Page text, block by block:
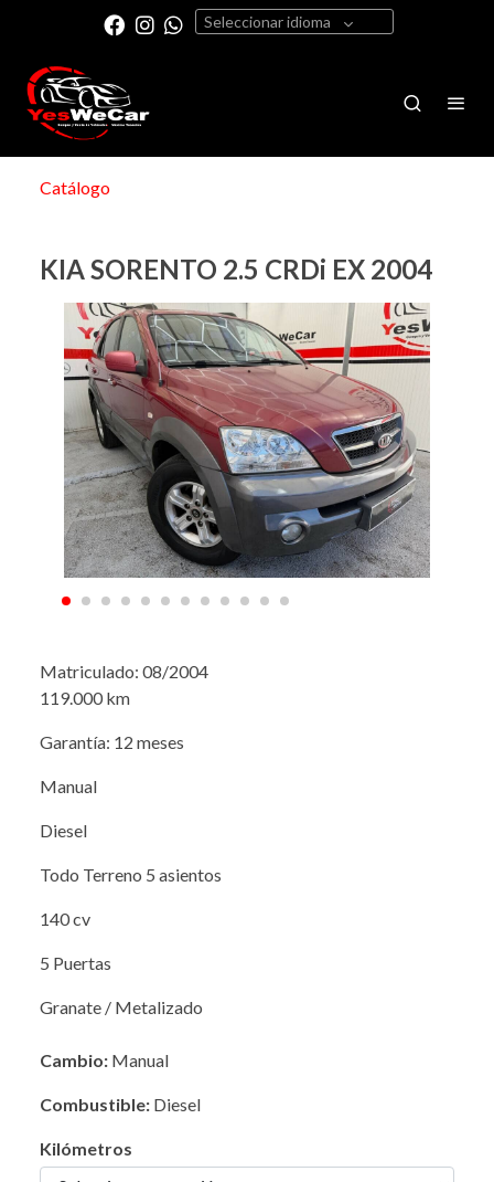
Seleccionar idioma
Catálogo
KIA SORENTO 2.5 CRDi EX 2004
Matriculado: 08/2004
119.000 km
Garantía: 12 meses
Manual
Diesel
Todo Terreno 5 asientos
140 cv
5 Puertas
Granate / Metalizado
Cambio: Manual
Combustible: Diesel
Kilómetros